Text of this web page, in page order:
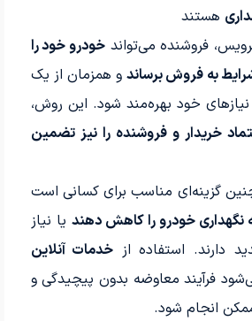
هستند
فروشنده می‌تواند خودرو خود را
به فروش برساندو همزمان از یک
خود بهره‌مند شود. این روش،
خریدار و فروشنده را نیز تضمین
گزینه‌ای مناسب برای کسانی است
نگهداری خودرو را کاهش دهند یا نیاز
دارند. استفاده از خدمات آنلاین
فرآیند معاوضه بدون پیچیدگی و
انجام شود.